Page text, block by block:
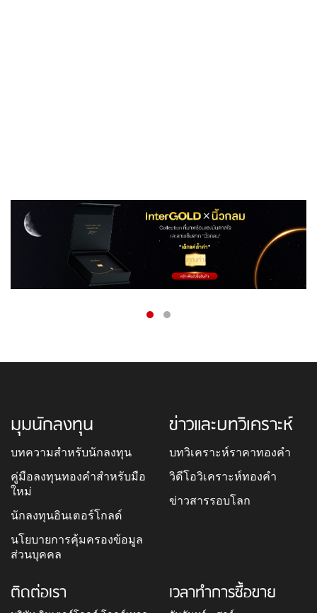
มุมนักลงทุน
บทความสำหรับนักลงทุน
คู่มือลงทุนทองคำสำหรับมือ
ใหม่
นักลงทุนอินเตอร์โกลด์
นโยบายการคุ้มครองข้อมูล
ส่วนบุคคล
ข่าวและบทวิเคราะห์
บทวิเคราะห์ราคาทองคำ
วิดีโอวิเคราะห์ทองคำ
ข่าวสารรอบโลก
ติดต่อเรา เวลาทำการซื้อขาย